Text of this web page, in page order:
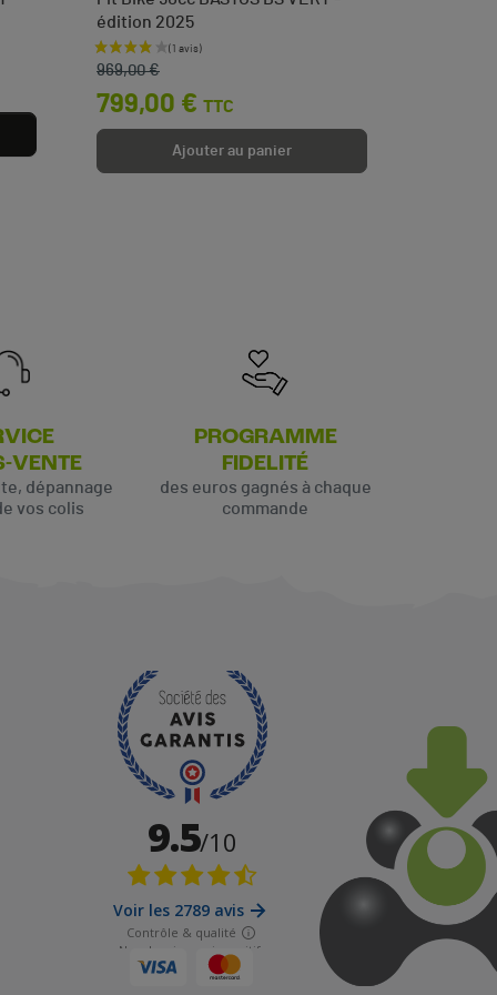
(7 avis)
édition 2025
Prix de base
969,00 €
Prix
799,00 € TTC
Ajouter au panier
VENTE
dépannage
vos colis
PROGRAMME
FIDELITÉ
des euros gagnés à chaque
commande